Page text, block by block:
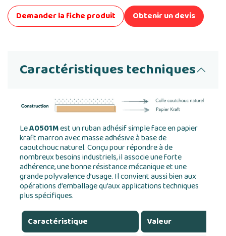
Demander la fiche produit Obtenir un devis
Caractéristiques techniques
LeA0501Mest un ruban adhésif simple face en papier
kraft marron avec masse adhésive à base de
caoutchouc naturel. Conçu pour répondre à de
nombreux besoins industriels, il associe une forte
adhérence, une bonne résistance mécanique et une
grande polyvalence d’usage. Il convient aussi bien aux
opérations d’emballage qu’aux applications techniques
plus spécifiques.
Caractéristique
Valeur